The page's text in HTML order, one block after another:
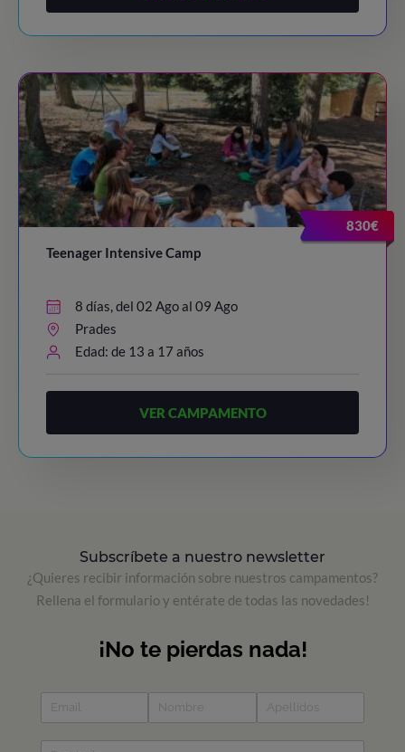
830€
Teenager Intensive Camp
8 días, del 02 Ago al 09 Ago
Prades
Edad: de 13 a 17 años
VER CAMPAMENTO
Subscríbete a nuestro newsletter
¿Quieres recibir información sobre nuestros campamentos?
Rellena el formulario y entérate de todas las novedades!